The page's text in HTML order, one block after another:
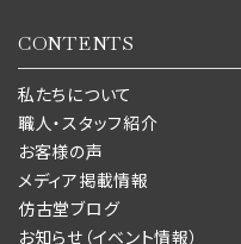
CONTENTS
私たちについて
職人・スタッフ紹介
お客様の声
メディア掲載情報
仿古堂ブログ
お知らせ（イベント情報）